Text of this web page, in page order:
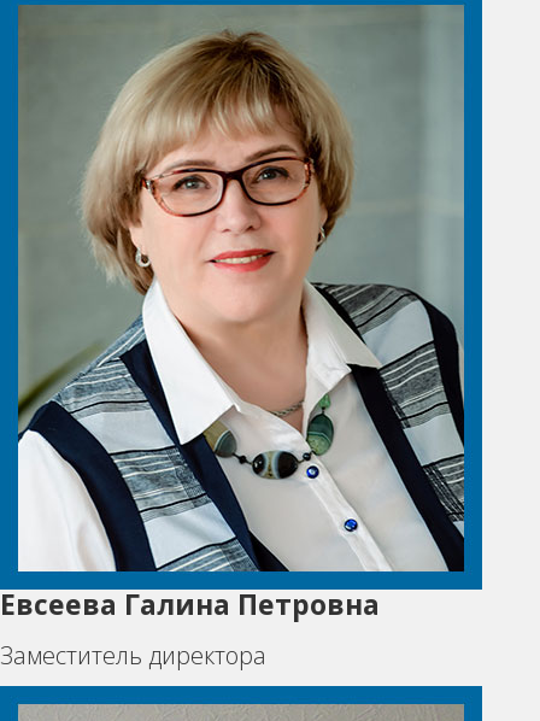
Евсеева Галина Петровна
Заместитель директора